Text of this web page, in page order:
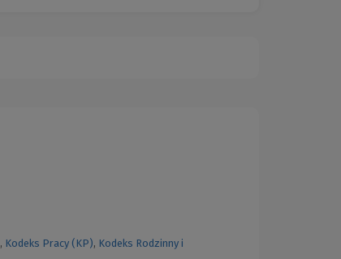
, Kodeks Pracy (KP), Kodeks Rodzinny i